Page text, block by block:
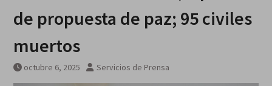
de propuesta de paz; 95 civiles
muertos
octubre 6, 2025 Servicios de Prensa